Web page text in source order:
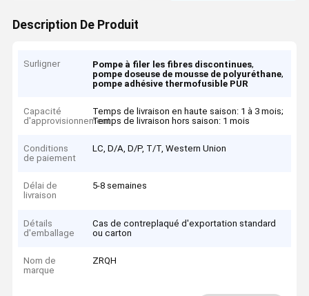
Description De Produit
Surligner Pompe à filer les fibres discontinues,
pompe doseuse de mousse de polyuréthane,
pompe adhésive thermofusible PUR
Capacité
d'approvisionnement
Temps de livraison en haute saison: 1 à 3 mois;
Temps de livraison hors saison: 1 mois
Conditions
de paiement
LC, D/A, D/P, T/T, Western Union
Délai de
livraison
5-8 semaines
Détails
d'emballage
Cas de contreplaqué d'exportation standard
ou carton
Nom de
marque
ZRQH